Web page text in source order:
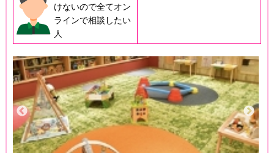
けないので全てオン
ラインで相談したい
人